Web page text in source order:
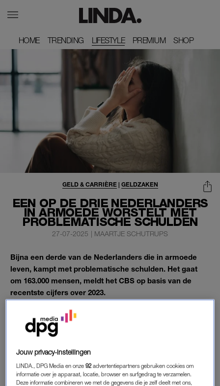
HOME
HOME TRENDING
TRENDING LIFESTYLE PREMIUM
PREMIUM SHOP
SHOP
EEN OP DE DRIE NEDERLANDERS
IN ARMOEDE WORSTELT MET
PROBLEMATISCHE SCHULDEN
GELD & CARRIÈRE| GELDZAKEN
27-07-2025 | MAARTJE SCHUTRUPS
Bijna een derde van de Nederlanders die in armoede
leven, kampt met problematische schulden. Het gaat
om 163.000 mensen, meldt het CBS op basis van de
recentste cijfers over 2023.
Ook mensen die net boven de armoedegrens leven, hebben
vaak flinke schulden.
PROBLEMATISCHE SCHULDEN
Het CBS ziet iemand als arm als er na het betalen van vaste
Jouw privacy-instellingen
LINDA., DPG Media en onze92 advertentiepartners gebruiken cookies om
informatie over je apparaat, locatie, browser en surfgedrag te verzamelen.
Deze informatie combineren we met de gegevens die je zelf deelt met ons,